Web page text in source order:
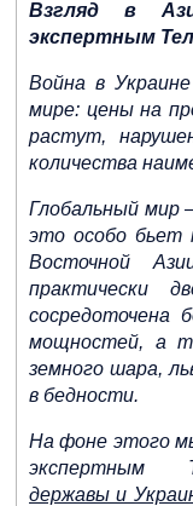
Взгляд в
экспертным
Война в
мире: цены на
растут,
количества
Глобальный мир
это особо бьет
Восточной
практически
сосредоточена
мощностей, а
земного шара,
в бедности.
На фоне этого
экспертным
державы и
На всякий случай: Чехия на
войны России с Украиной
боевые дроны у Израиля
Минобороны России: в рядах
воюют 10 израильтян
Операция «Заря»: Израиль
ликвидировал террориста в
боевики ответили ракетами